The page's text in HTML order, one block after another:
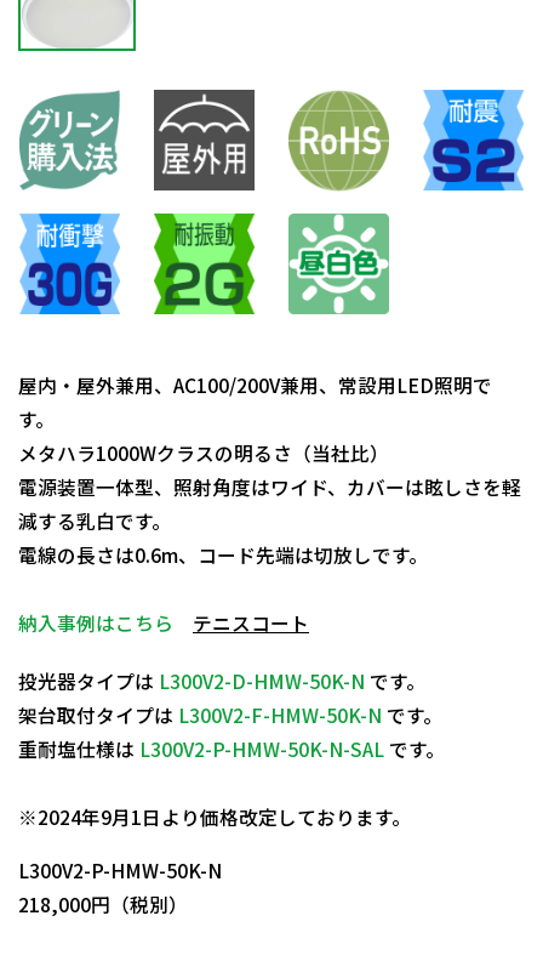
屋内・屋外兼用、AC100/200V兼用、常設用LED照明で
す。
メタハラ1000Wクラスの明るさ（当社比）
電源装置一体型、照射角度はワイド、カバーは眩しさを軽
減する乳白です。
電線の長さは0.6m、コード先端は切放しです。
納入事例はこちら テニスコート
投光器タイプは L300V2-D-HMW-50K-N です。
架台取付タイプは L300V2-F-HMW-50K-N です。
重耐塩仕様は L300V2-P-HMW-50K-N-SAL です。
※2024年9月1日より価格改定しております。
L300V2-P-HMW-50K-N
218,000円（税別）